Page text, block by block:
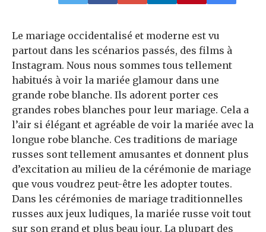
Le mariage occidentalisé et moderne est vu
partout dans les scénarios passés, des films à
Instagram. Nous nous sommes tous tellement
habitués à voir la mariée glamour dans une
grande robe blanche. Ils adorent porter ces
grandes robes blanches pour leur mariage. Cela a
l’air si élégant et agréable de voir la mariée avec la
longue robe blanche. Ces traditions de mariage
russes sont tellement amusantes et donnent plus
d’excitation au milieu de la cérémonie de mariage
que vous voudrez peut-être les adopter toutes.
Dans les cérémonies de mariage traditionnelles
russes aux jeux ludiques, la mariée russe voit tout
sur son grand et plus beau jour. La plupart des